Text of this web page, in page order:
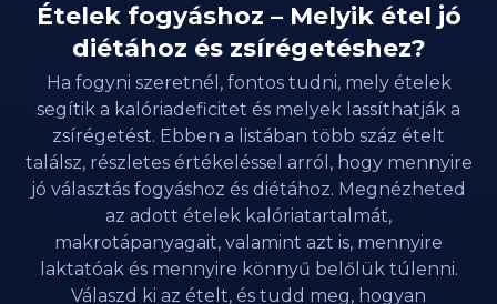
Ételek fogyáshoz – Melyik étel jó
diétához és zsírégetéshez?
Ha fogyni szeretnél, fontos tudni, mely ételek
segítik a kalóriadeficitet és melyek lassíthatják a
zsírégetést. Ebben a listában több száz ételt
találsz, részletes értékeléssel arról, hogy mennyire
jó választás fogyáshoz és diétához. Megnézheted
az adott ételek kalóriatartalmát,
makrotápanyagait, valamint azt is, mennyire
laktatóak és mennyire könnyű belőlük túlenni.
Válaszd ki az ételt, és tudd meg, hogyan